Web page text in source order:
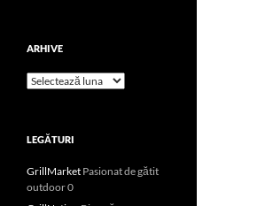
ARHIVE
Arhive
LEGĂTURI
GrillMarket Pasionat de gătit
outdoor 0